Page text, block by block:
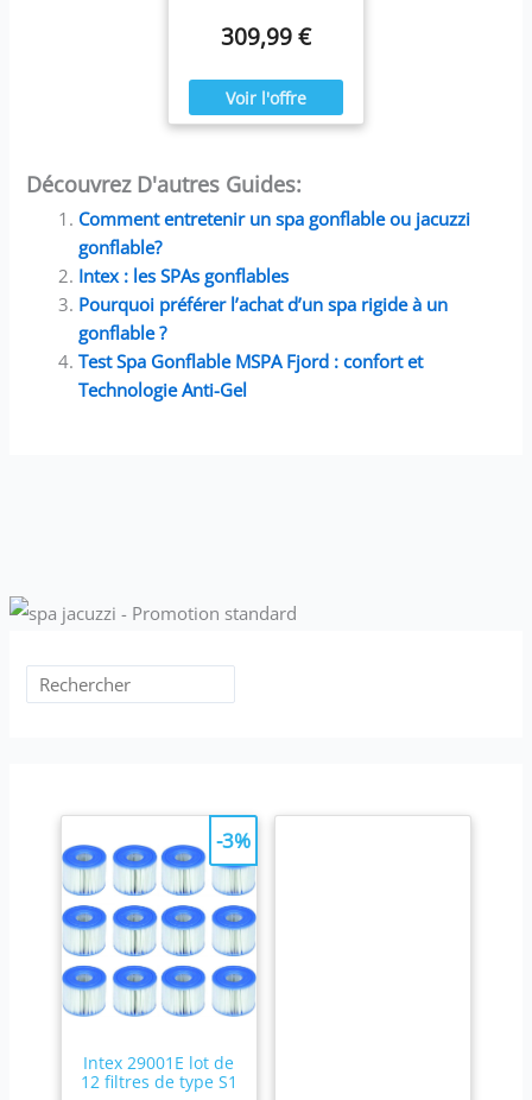
309,99 €
Découvrez D'autres Guides:
Comment entretenir un spa gonflable ou jacuzzi
gonflable?
Intex : les SPAs gonflables
Pourquoi préférer l’achat d’un spa rigide à un
gonflable ?
Test Spa Gonflable MSPA Fjord : confort et
Technologie Anti-Gel
Intex 29001E lot de
12 filtres de type S1
-3%